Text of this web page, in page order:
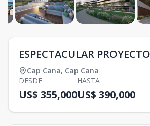
ESPECTACULAR
Cap Cana, Cap Cana
DESDE
US$ 355,000
HASTA
US$ 390,000